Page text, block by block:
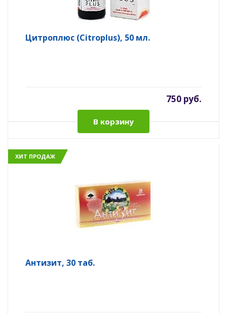
Цитроплюс (Citroplus), 50 мл.
750 руб.
В корзину
ХИТ ПРОДАЖ
Антизит, 30 таб.